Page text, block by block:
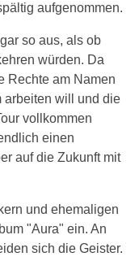
aufgenommen.
so aus, als ob
würden. Da
Rechte am Namen
arbeiten will und die
vollkommen
einen
auf die Zukunft mit
und ehemaligen
"Aura" ein. An
sich die Geister.